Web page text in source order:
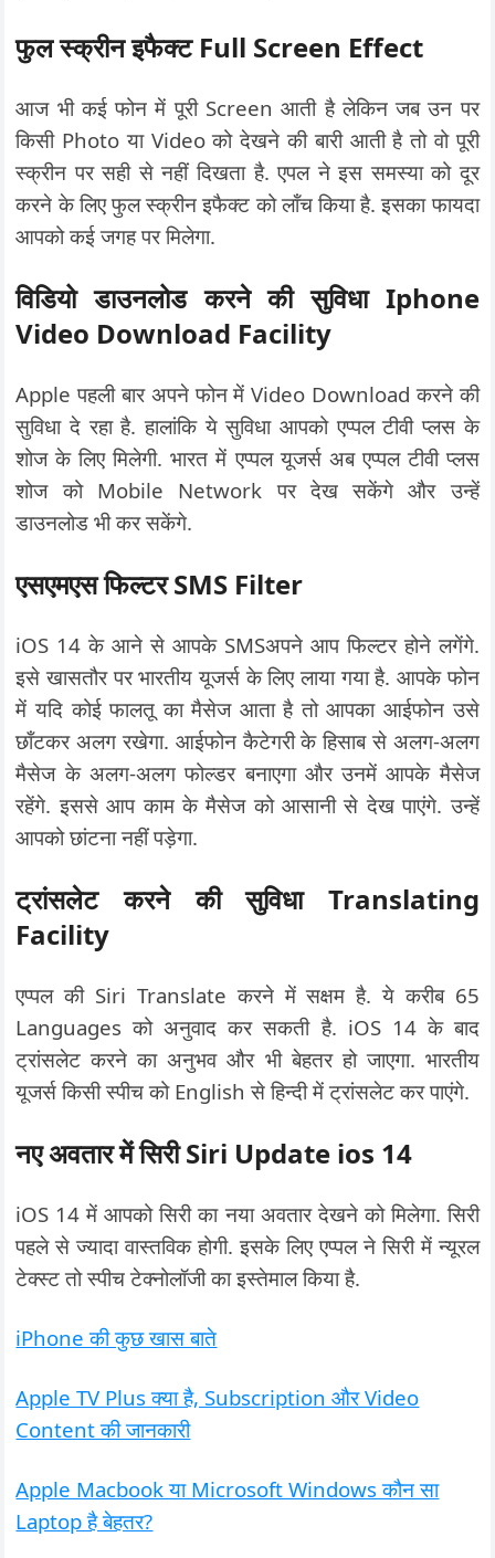
फुल स्क्रीन इफैक्ट Full Screen Effect
आज भी कई फोन में पूरी Screen आती है लेकिन जब उन पर
किसी Photo या Video को देखने की बारी आती है तो वो पूरी
स्क्रीन पर सही से नहीं दिखता है. एपल ने इस समस्या को दूर
करने के लिए फुल स्क्रीन इफैक्ट को लॉंच किया है. इसका फायदा
आपको कई जगह पर मिलेगा.
विडियो डाउनलोड करने की सुविधा Iphone
Video Download Facility
Apple पहली बार अपने फोन में Video Download करने की
सुविधा दे रहा है. हालांकि ये सुविधा आपको एप्पल टीवी प्लस के
शोज के लिए मिलेगी. भारत में एप्पल यूजर्स अब एप्पल टीवी प्लस
शोज को Mobile Network पर देख सकेंगे और उन्हें
डाउनलोड भी कर सकेंगे.
एसएमएस फिल्टर SMS Filter
iOS 14 के आने से आपके SMSअपने आप फिल्टर होने लगेंगे.
इसे खासतौर पर भारतीय यूजर्स के लिए लाया गया है. आपके फोन
में यदि कोई फालतू का मैसेज आता है तो आपका आईफोन उसे
छाँटकर अलग रखेगा. आईफोन कैटेगरी के हिसाब से अलग-अलग
मैसेज के अलग-अलग फोल्डर बनाएगा और उनमें आपके मैसेज
रहेंगे. इससे आप काम के मैसेज को आसानी से देख पाएंगे. उन्हें
आपको छांटना नहीं पड़ेगा.
ट्रांसलेट करने की सुविधा Translating
Facility
एप्पल की Siri Translate करने में सक्षम है. ये करीब 65
Languages को अनुवाद कर सकती है. iOS 14 के बाद
ट्रांसलेट करने का अनुभव और भी बेहतर हो जाएगा. भारतीय
यूजर्स किसी स्पीच को English से हिन्दी में ट्रांसलेट कर पाएंगे.
नए अवतार में सिरी Siri Update ios 14
iOS 14 में आपको सिरी का नया अवतार देखने को मिलेगा. सिरी
पहले से ज्यादा वास्तविक होगी. इसके लिए एप्पल ने सिरी में न्यूरल
टेक्स्ट तो स्पीच टेक्नोलॉजी का इस्तेमाल किया है.
iPhone की कुछ खास बाते
Apple TV Plus क्या है, Subscription और Video
Content की जानकारी
Apple Macbook या Microsoft Windows कौन सा
Laptop है बेहतर?